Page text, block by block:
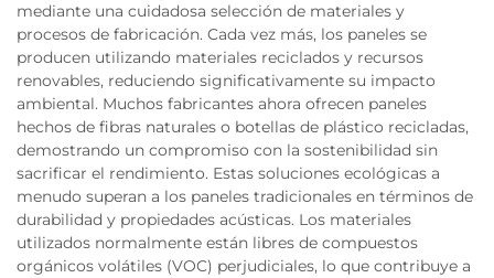
mediante una cuidadosa selección de materiales y
procesos de fabricación. Cada vez más, los paneles se
producen utilizando materiales reciclados y recursos
renovables, reduciendo significativamente su impacto
ambiental. Muchos fabricantes ahora ofrecen paneles
hechos de fibras naturales o botellas de plástico recicladas,
demostrando un compromiso con la sostenibilidad sin
sacrificar el rendimiento. Estas soluciones ecológicas a
menudo superan a los paneles tradicionales en términos de
durabilidad y propiedades acústicas. Los materiales
utilizados normalmente están libres de compuestos
orgánicos volátiles (VOC) perjudiciales, lo que contribuye a